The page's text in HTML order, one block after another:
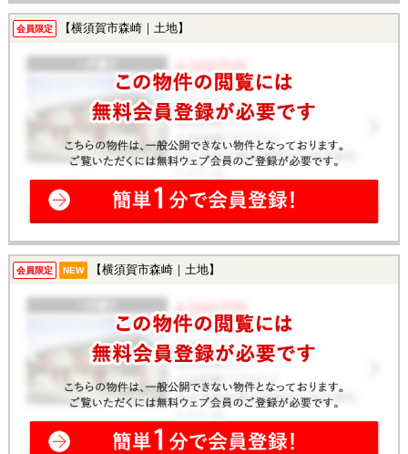
会員限定 【横須賀市森崎｜土地】
会員限定 NEW 【横須賀市森崎｜土地】